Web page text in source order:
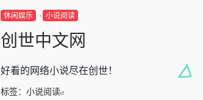
休闲娱乐 小说阅读
创世中文网
好看的网络小说尽在创世！
标签： 小说阅读